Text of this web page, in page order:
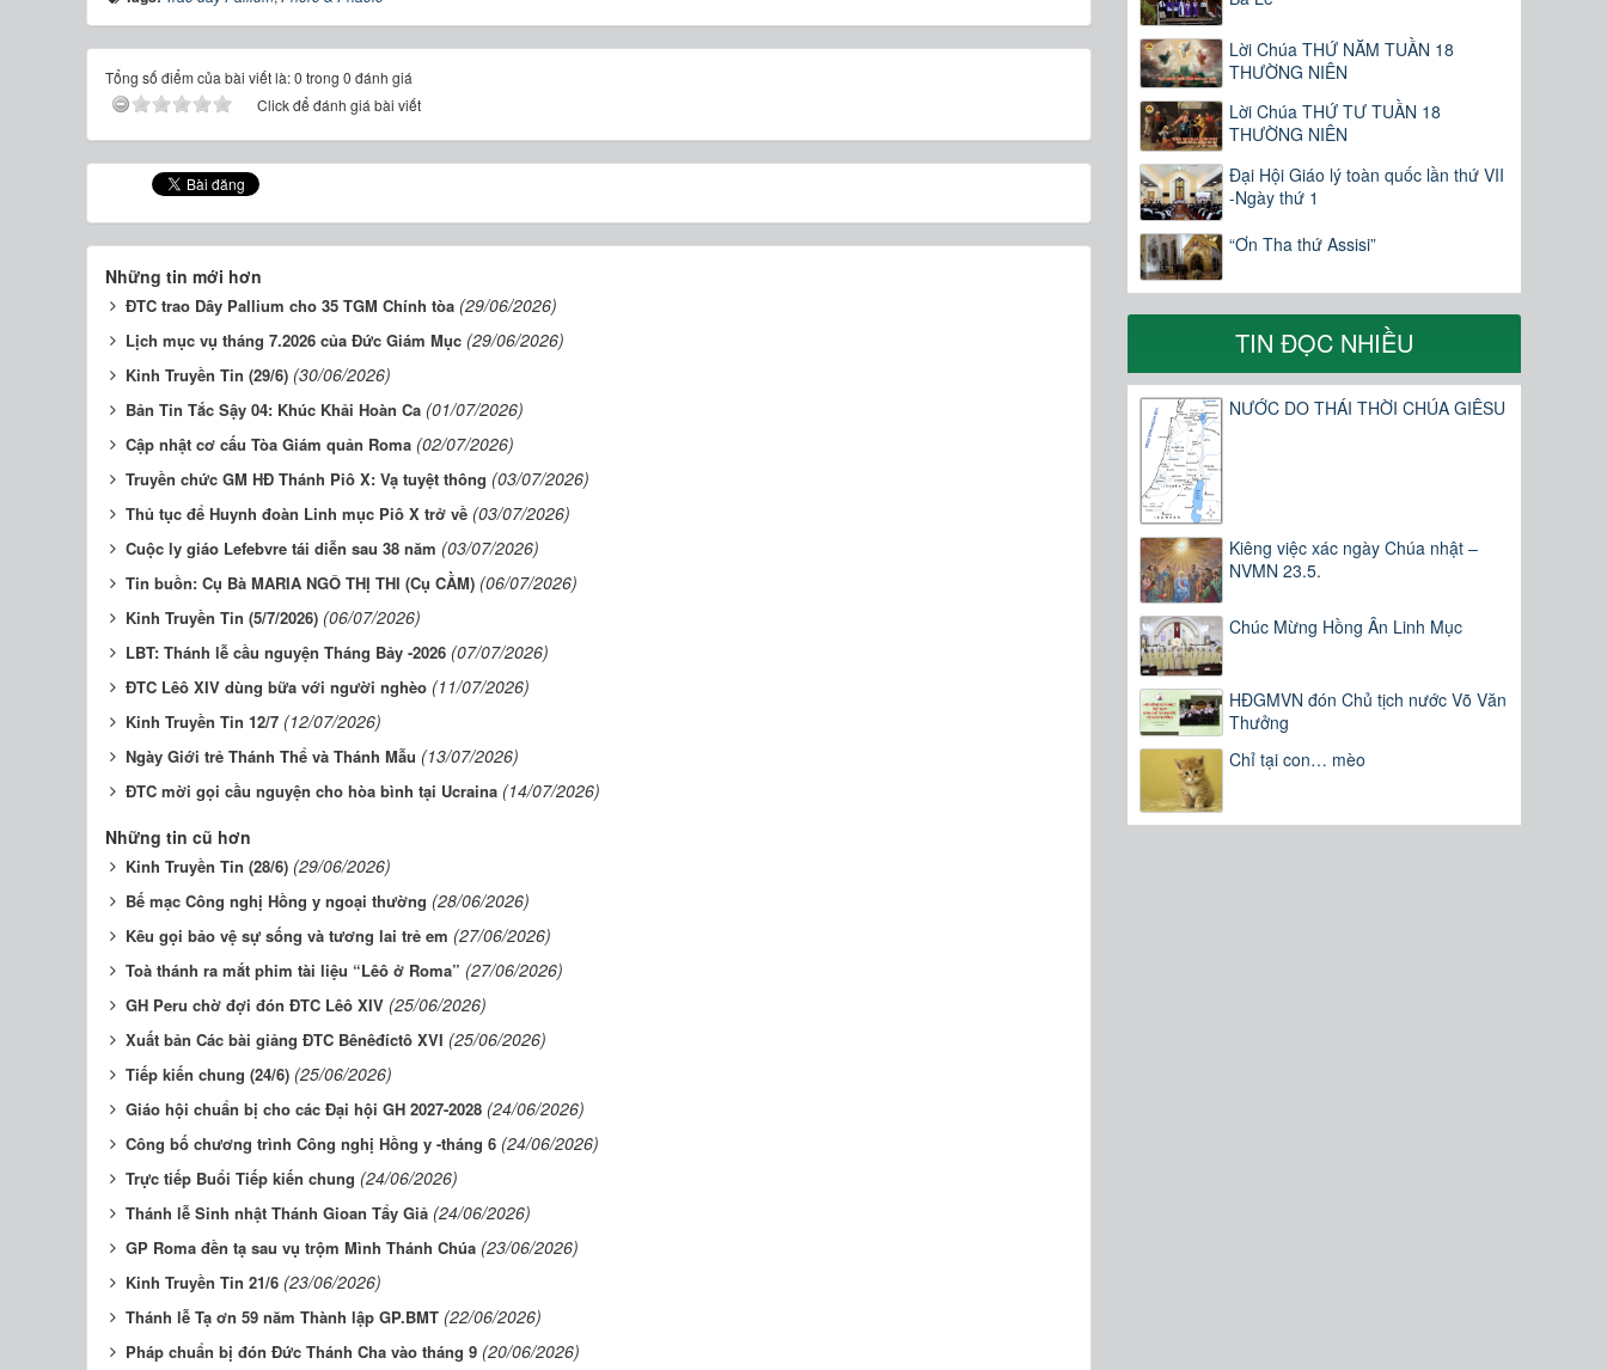
Tổng số điểm của bài viết là: 0 trong 0 đánh giá
Click để đánh giá bài viết
Những tin mới hơn
ĐTC trao Dây Pallium cho 35 TGM Chính tòa (29/06/2026)
Lịch mục vụ tháng 7.2026 của Đức Giám Mục (29/06/2026)
Kinh Truyền Tin (29/6) (30/06/2026)
Bản Tin Tắc Sậy 04: Khúc Khải Hoàn Ca (01/07/2026)
Cập nhật cơ cấu Tòa Giám quản Roma (02/07/2026)
Truyền chức GM HĐ Thánh Piô X: Vạ tuyệt thông (03/07/2026)
Thủ tục để Huynh đoàn Linh mục Piô X trở về (03/07/2026)
Cuộc ly giáo Lefebvre tái diễn sau 38 năm (03/07/2026)
Tin buồn: Cụ Bà MARIA NGÔ THỊ THI (Cụ CẦM) (06/07/2026)
Kinh Truyền Tin (5/7/2026) (06/07/2026)
LBT: Thánh lễ cầu nguyện Tháng Bảy -2026 (07/07/2026)
ĐTC Lêô XIV dùng bữa với người nghèo (11/07/2026)
Kinh Truyền Tin 12/7 (12/07/2026)
Ngày Giới trẻ Thánh Thể và Thánh Mẫu (13/07/2026)
ĐTC mời gọi cầu nguyện cho hòa bình tại Ucraina (14/07/2026)
Những tin cũ hơn
Kinh Truyền Tin (28/6) (29/06/2026)
Bế mạc Công nghị Hồng y ngoại thường (28/06/2026)
Kêu gọi bảo vệ sự sống và tương lai trẻ em (27/06/2026)
Toà thánh ra mắt phim tài liệu “Lêô ở Roma” (27/06/2026)
GH Peru chờ đợi đón ĐTC Lêô XIV (25/06/2026)
Xuất bản Các bài giảng ĐTC Bênêđíctô XVI (25/06/2026)
Tiếp kiến chung (24/6) (25/06/2026)
Giáo hội chuẩn bị cho các Đại hội GH 2027-2028 (24/06/2026)
Công bố chương trình Công nghị Hồng y -tháng 6 (24/06/2026)
Trực tiếp Buổi Tiếp kiến chung (24/06/2026)
Thánh lễ Sinh nhật Thánh Gioan Tẩy Giả (24/06/2026)
GP Roma đền tạ sau vụ trộm Mình Thánh Chúa (23/06/2026)
Kinh Truyền Tin 21/6 (23/06/2026)
Thánh lễ Tạ ơn 59 năm Thành lập GP.BMT (22/06/2026)
Pháp chuẩn bị đón Đức Thánh Cha vào tháng 9 (20/06/2026)
Lời Chúa THỨ NĂM TUẦN 18
THƯỜNG NIÊN
Lời Chúa THỨ TƯ TUẦN 18
THƯỜNG NIÊN
Đại Hội Giáo lý toàn quốc lần thứ VII
-Ngày thứ 1
“Ơn Tha thứ Assisi”
TIN ĐỌC NHIỀU
NƯỚC DO THÁI THỜI CHÚA GIÊSU
Kiêng việc xác ngày Chúa nhật –
NVMN 23.5.
Chúc Mừng Hồng Ân Linh Mục
HĐGMVN đón Chủ tịch nước Võ Văn
Thưởng
Chỉ tại con… mèo